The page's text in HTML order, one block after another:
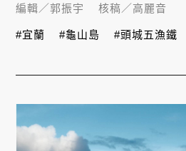
編輯／郭振宇 核稿／高麗音
#宜蘭 #龜山島 #頭城五漁鐵